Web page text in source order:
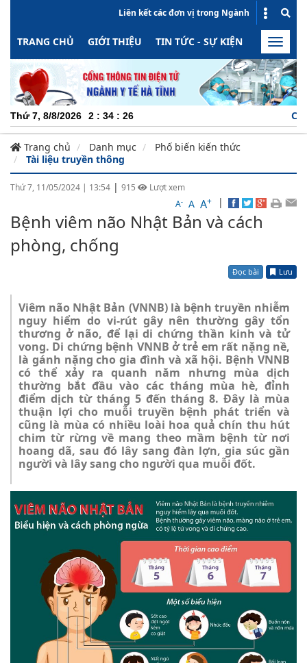
Liên kết các đơn vị trong Ngành
TRANG CHỦ GIỚI THIỆU TIN TỨC - SỰ KIỆN HOẠT
Toggle
Thứ 7, 8/8/2026 2 : 34 : 27
Trang chủ Danh mục
Phố biến kiến thức
Tài liệu truyền thông
Thứ 7, 11/05/2024 | 13:54 | 915
Lượt xem
A- A A+ |
Bệnh viêm não Nhật Bản và cách
phòng, chống
Đọc bài Lưu
Viêm não Nhật Bản (VNNB) là bệnh truyền nhiễm
nguy hiểm do vi-rút gây nên thường gây tổn
thương ở não, để lại di chứng thần kinh và tử
vong. Di chứng bệnh VNNB ở trẻ em rất nặng nề,
là gánh nặng cho gia đình và xã hội. Bệnh VNNB
có thể xảy ra quanh năm nhưng mùa dịch
thường bắt đầu vào các tháng mùa hè, đỉnh
điểm dịch từ tháng 5 đến tháng 8. Đây là mùa
thuận lợi cho muỗi truyền bệnh phát triển và
cũng là mùa có nhiều loài hoa quả chín thu hút
chim từ rừng về mang theo mầm bệnh từ nơi
hoang dã, sau đó lây sang đàn lợn, gia súc gần
người và lây sang cho người qua muỗi đốt.